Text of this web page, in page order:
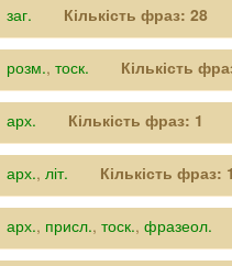
заг. Кількість фраз: 28
розм., тоск. Кількість
арх. Кількість фраз: 1
арх., літ. Кількість фраз: 1
арх., присл., тоск., фразеол.